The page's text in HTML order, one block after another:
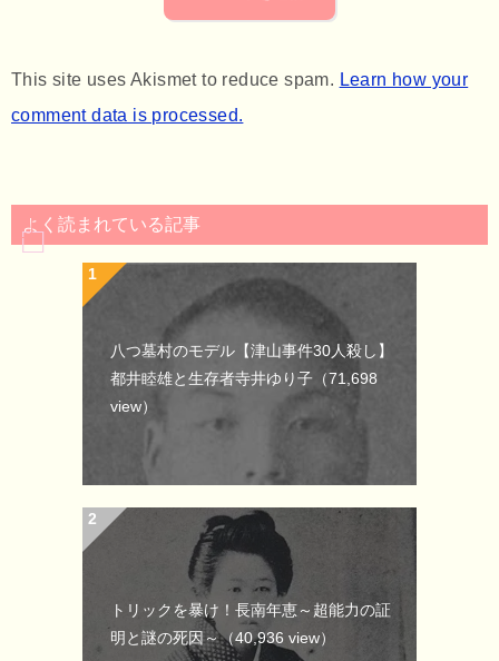
This site uses Akismet to reduce spam. Learn how your
comment data is processed.
よく読まれている記事
八つ墓村のモデル【津山事件30人殺し】
都井睦雄と生存者寺井ゆり子 （71,698
view）
トリックを暴け！長南年恵～超能力の証
明と謎の死因～（40,936 view）